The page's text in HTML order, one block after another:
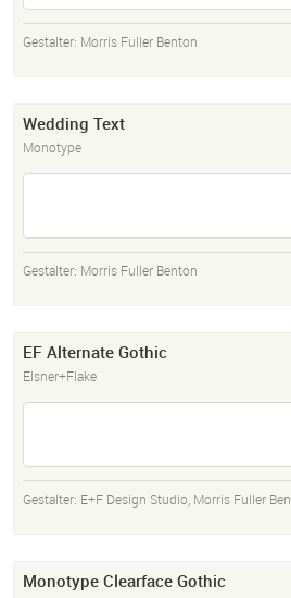
Gestalter: Morris Fuller Benton
Wedding Text
Monotype
Gestalter: Morris Fuller Benton
EF Alternate Gothic
Elsner+Flake
Gestalter: E+F Design Studio, Morris Fuller
Monotype Clearface Gothic